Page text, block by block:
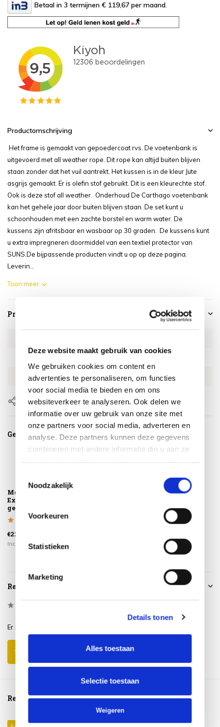
Deze website maakt gebruik van cookies
We gebruiken cookies om content en
advertenties te personaliseren, om functies
voor social media te bieden en om ons
websiteverkeer te analyseren. Ook delen we
informatie over uw gebruik van onze site met
onze partners voor social media, adverteren en
analyse. Deze partners kunnen deze gegevens
combineren met andere informatie die u aan ze
Noodzakelijk
Voorkeuren
Statistieken
Marketing
Details tonen
Alles toestaan
Selectie toestaan
Weigeren
Betaal in 3 termijnen € 119,67 per maand.
Productomschrijving
Het frame is gemaakt van gepoedercoat rvs. De voetenbank is
uitgevoerd met all weather rope. Dit rope kan altijd buiten blijven
staan zonder dat het vuil aantrekt. Het kussen is in de kleur Jute
asgrijs gemaakt. Er is olefin stof gebruikt. Dit is een kleurechte stof.
Ook is deze stof all weather. Onderhoud De Carthago voetenbank
kan het gehele jaar door buiten blijven staan. De set kunt u
schoonhouden met een zachte borstel en warm water. De
kussens zijn afritsbaar en wasbaar op 30 graden. De kussens kunt
u extra impregneren doormiddel van een textiel protector van
SUNS.De bijpassende producten vindt u op op deze pagina.
Leverin...
Toon meer
Productspecificaties
4SO213703
EAN 8720087006185
Delen
Gerelateerde producten
Montagelevering -
Extra gemak &
geen afval
€225,00
Incl. btw
Reviews
Er zijn nog geen reviews geschreven over dit product..
Schrijf je eigen review
Reeds bekeken